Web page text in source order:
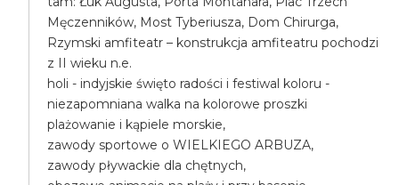
Męczenników, Most Tyberiusza, Dom Chirurga,
Rzymski amfiteatr – konstrukcja amfiteatru pochodzi
z II wieku n.e.
holi - indyjskie święto radości i festiwal koloru -
niezapomniana walka na kolorowe proszki
plażowanie i kąpiele morskie,
zawody sportowe o WIELKIEGO ARBUZA,
zawody pływackie dla chętnych,